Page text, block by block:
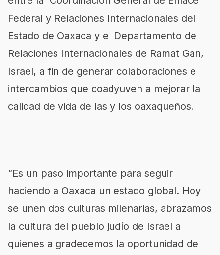
Federal y Relaciones Internacionales del
Estado de Oaxaca y el Departamento de
Relaciones Internacionales de Ramat Gan,
Israel, a fin de generar colaboraciones e
intercambios que coadyuven a mejorar la
calidad de vida de las y los oaxaqueños.
“Es un paso importante para seguir
haciendo a Oaxaca un estado global. Hoy
se unen dos culturas milenarias, abrazamos
la cultura del pueblo judío de Israel a
quienes a gradecemos la oportunidad de